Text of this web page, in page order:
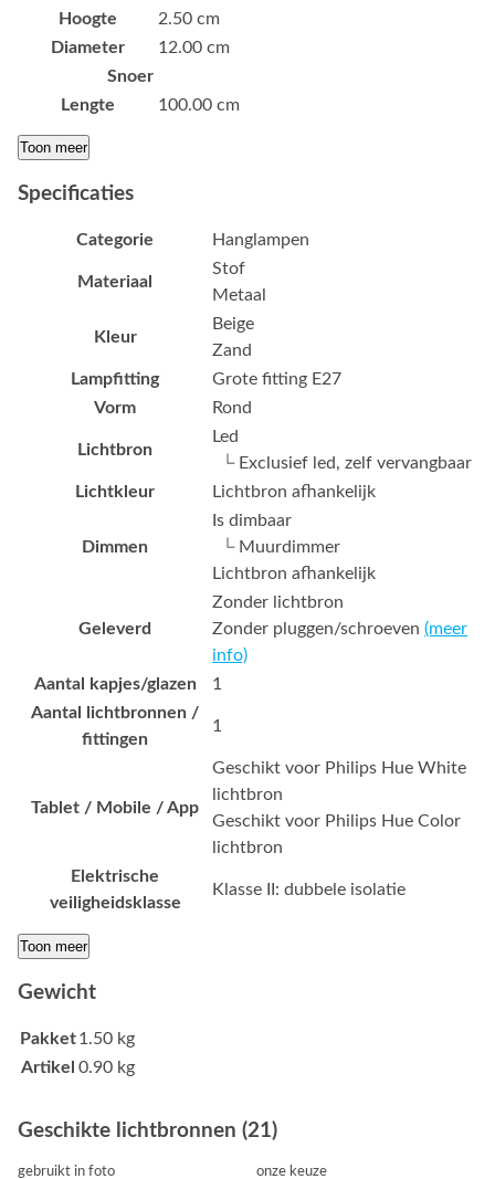
Hoogte
2.50 cm
Diameter
12.00 cm
Snoer
Lengte
100.00 cm
Toon meer
Specificaties
Categorie Hanglampen
Materiaal
Stof
Metaal
Kleur
Beige
Zand
Lampfitting
Grote fitting E27
Vorm
Rond
Lichtbron
Led
└ Exclusief led, zelf vervangbaar
Lichtkleur
Lichtbron afhankelijk
Dimmen
Is dimbaar
└ Muurdimmer
Lichtbron afhankelijk
Geleverd
Zonder lichtbron
Zonder pluggen/schroeven (meer
info)
Aantal kapjes/glazen
1
Aantal lichtbronnen /
fittingen
1
Tablet / Mobile / App
Geschikt voor Philips Hue White
lichtbron
Geschikt voor Philips Hue Color
lichtbron
Elektrische
veiligheidsklasse
Klasse II: dubbele isolatie
Toon meer
Gewicht
Pakket1.50 kg
Artikel 0.90 kg
Geschikte lichtbronnen (21)
gebruikt in foto onze keuze